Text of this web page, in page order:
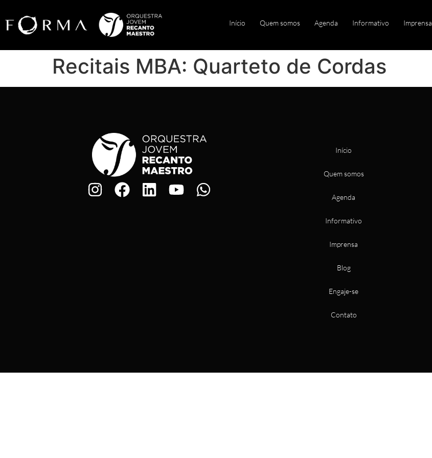
Início Quem somos Agenda Informativo Imprensa
Recitais MBA: Quarteto de Cordas
Início
Quem somos
Agenda
Informativo
Imprensa
Blog
Engaje-se
Contato